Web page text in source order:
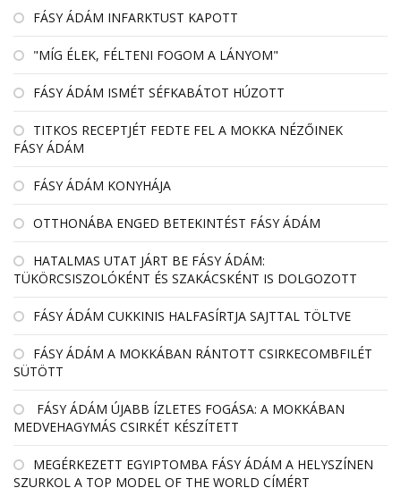
FÁSY ÁDÁM INFARKTUST KAPOTT
"MÍG ÉLEK, FÉLTENI FOGOM A LÁNYOM"
FÁSY ÁDÁM ISMÉT SÉFKABÁTOT HÚZOTT
TITKOS RECEPTJÉT FEDTE FEL A MOKKA NÉZŐINEK
FÁSY ÁDÁM
FÁSY ÁDÁM KONYHÁJA
OTTHONÁBA ENGED BETEKINTÉST FÁSY ÁDÁM
HATALMAS UTAT JÁRT BE FÁSY ÁDÁM:
TÜKÖRCSISZOLÓKÉNT ÉS SZAKÁCSKÉNT IS DOLGOZOTT
FÁSY ÁDÁM CUKKINIS HALFASÍRTJA SAJTTAL TÖLTVE
FÁSY ÁDÁM A MOKKÁBAN RÁNTOTT CSIRKECOMBFILÉT
SÜTÖTT
FÁSY ÁDÁM ÚJABB ÍZLETES FOGÁSA: A MOKKÁBAN
MEDVEHAGYMÁS CSIRKÉT KÉSZÍTETT
MEGÉRKEZETT EGYIPTOMBA FÁSY ÁDÁM A HELYSZÍNEN
SZURKOL A TOP MODEL OF THE WORLD CÍMÉRT